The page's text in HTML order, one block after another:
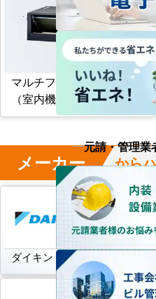
マルチフリービルトイン形
（室内機のみ）
メーカー から
ダイキン
元請・管理業